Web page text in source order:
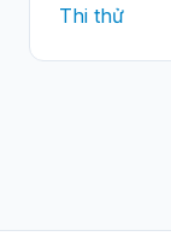
Thi thử